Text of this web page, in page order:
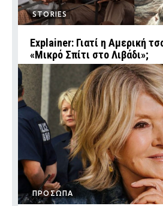
STORIES
Explainer: Γιατί η Αμερική
«Μικρό Σπίτι στο Λιβάδι»;
ΠΡΟΣΩΠΑ